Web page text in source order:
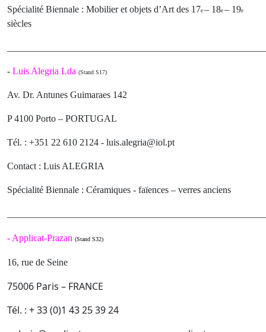
Spécialité Biennale : Mobilier et objets d’Art des 17e – 18e – 19e
siècles
- Luis Alegria Lda (Stand S17)
Av. Dr. Antunes Guimaraes 142
P 4100 Porto – PORTUGAL
Tél. : +351 22 610 2124 - luis.alegria@iol.pt
Contact : Luis ALEGRIA
Spécialité Biennale : Céramiques - faïences – verres anciens
- Applicat-Prazan (Stand S32)
16, rue de Seine
75006 Paris – FRANCE
Tél. : + 33 (0)1 43 25 39 24